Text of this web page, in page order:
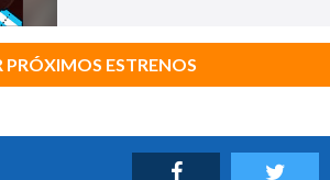
PRÓXIMOS ESTRENOS